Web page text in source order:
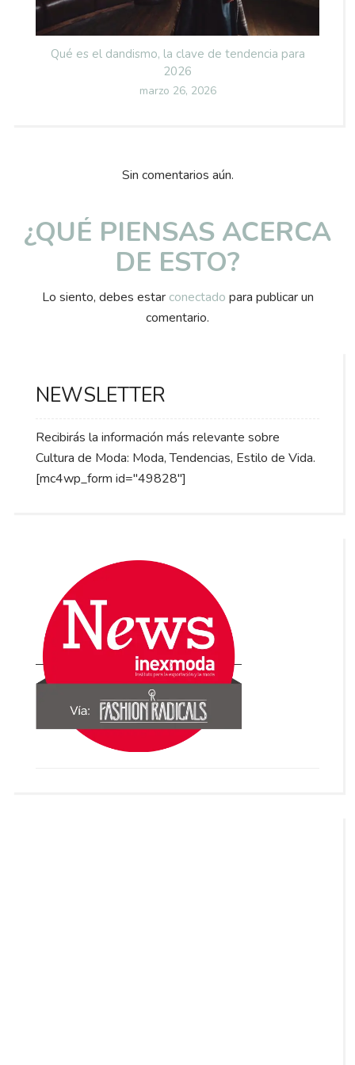
Qué es el dandismo, la clave de tendencia para
2026
Posted
marzo 26, 2026
Sin comentarios aún.
¿QUÉ PIENSAS ACERCA
DE ESTO?
Lo siento, debes estar conectado para publicar un
comentario.
NEWSLETTER
Recibirás la información más relevante sobre
Cultura de Moda: Moda, Tendencias, Estilo de Vida.
[mc4wp_form id="49828"]